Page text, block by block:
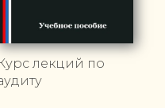
лекций по